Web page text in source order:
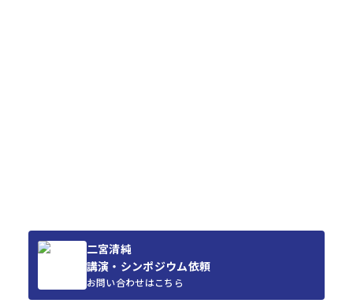
二宮清純
講演・シンポジウム依頼
お問い合わせはこちら